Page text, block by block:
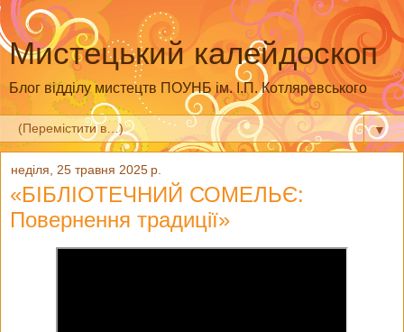
Мистецький калейдоскоп
Блог відділу мистецтв ПОУНБ ім. І.П. Котляревського
▼
неділя, 25 травня 2025 р.
«БІБЛІОТЕЧНИЙ СОМЕЛЬЄ:
Повернення традиції»